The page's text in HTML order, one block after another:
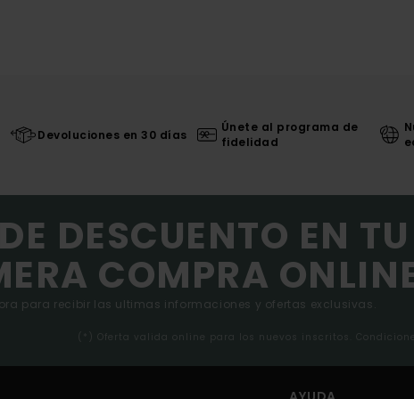
Devoluciones en 30 días
Únete al programa de
fidelidad
DESCUENTO EN TU
COMPRA
para recibir las ultimas informaciones y ofertas exclusivas.
(*) Oferta valida online para los nuevos inscritos.